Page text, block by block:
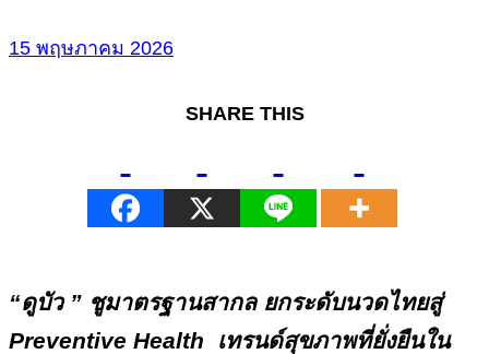
15 พฤษภาคม 2026
SHARE THIS
“ดูบัว ” ชูมาตรฐานสากล ยกระดับนวดไทยสู่
Preventive Health เทรนด์สุขภาพที่ยั่งยืนใน